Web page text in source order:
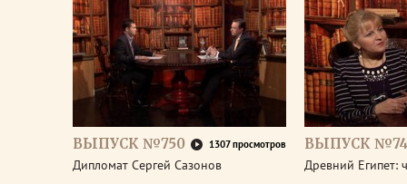
ВЫПУСК №750 1307 просмотров
Дипломат Сергей Сазонов
ВЫПУСК
Древний Египет: